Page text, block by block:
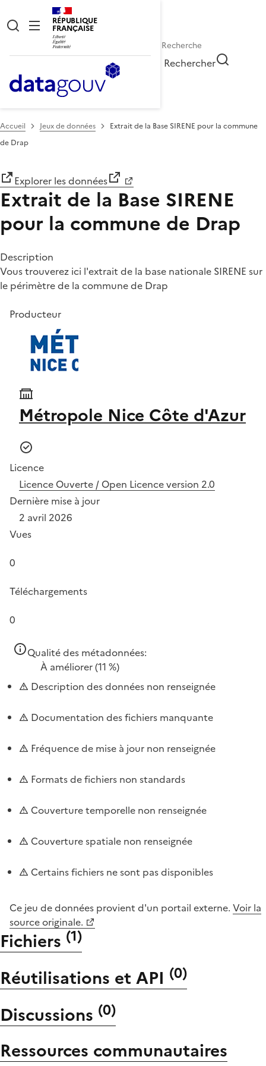
RÉPUBLIQUE
FRANÇAISE
Rechercher
Accueil Jeux de données
Extrait de la Base SIRENE pour la commune
de Drap
Explorer les données
Extrait de la Base SIRENE
pour la commune de Drap
Description
Vous trouverez ici l'extrait de la base nationale SIRENE sur
le périmètre de la commune de Drap
Producteur
Métropole Nice Côte d'Azur
Licence
Licence Ouverte / Open Licence version 2.0
Dernière mise à jour
2 avril 2026
Vues
0
Téléchargements
0
Qualité des métadonnées:
À améliorer(11 %)
Description des données non renseignée
Documentation des fichiers manquante
Fréquence de mise à jour non renseignée
Formats de fichiers non standards
Couverture temporelle non renseignée
Couverture spatiale non renseignée
Certains fichiers ne sont pas disponibles
Ce jeu de données provient d'un portail externe. Voir la
source originale.
Fichiers (1)
Réutilisations et API (0)
Discussions (0)
Ressources communautaires